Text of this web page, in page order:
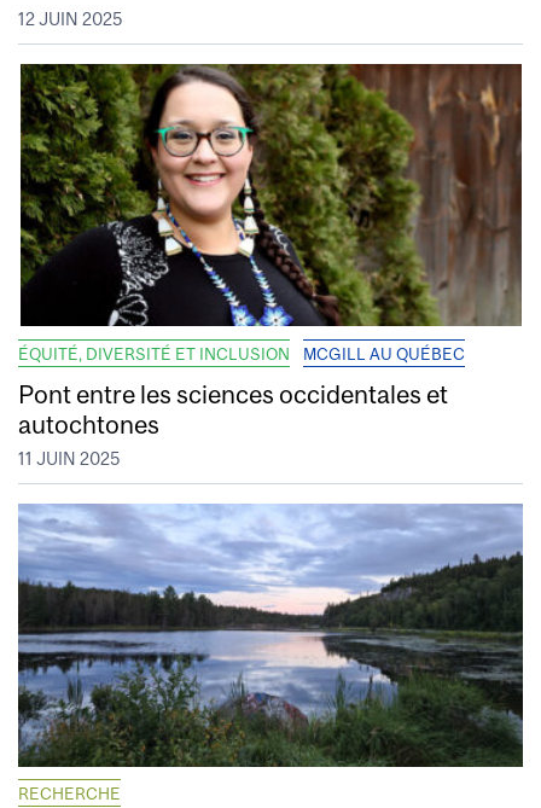
12 JUIN 2025
ÉQUITÉ, DIVERSITÉ ET INCLUSION MCGILL AU QUÉBEC
Pont entre les sciences occidentales et
autochtones
11 JUIN 2025
RECHERCHE